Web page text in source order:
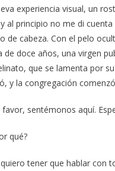
experiencia visual, un
al principio no me di cuenta
de cabeza. Con el pelo
de doce años, una virgen
que se lamenta por
y la congregación
favor, sentémonos aquí.
qué?
tener que hablar con